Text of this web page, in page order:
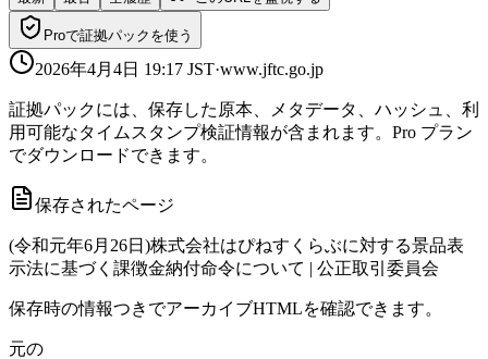
Proで証拠パックを使う
2026年4月4日 19:17 JST·www.jftc.go.jp
証拠パックには、保存した原本、メタデータ、ハッシュ、利
用可能なタイムスタンプ検証情報が含まれます。Pro プラン
でダウンロードできます。
保存されたページ
(令和元年6月26日)株式会社はぴねすくらぶに対する景品表
示法に基づく課徴金納付命令について | 公正取引委員会
保存時の情報つきでアーカイブHTMLを確認できます。
元の